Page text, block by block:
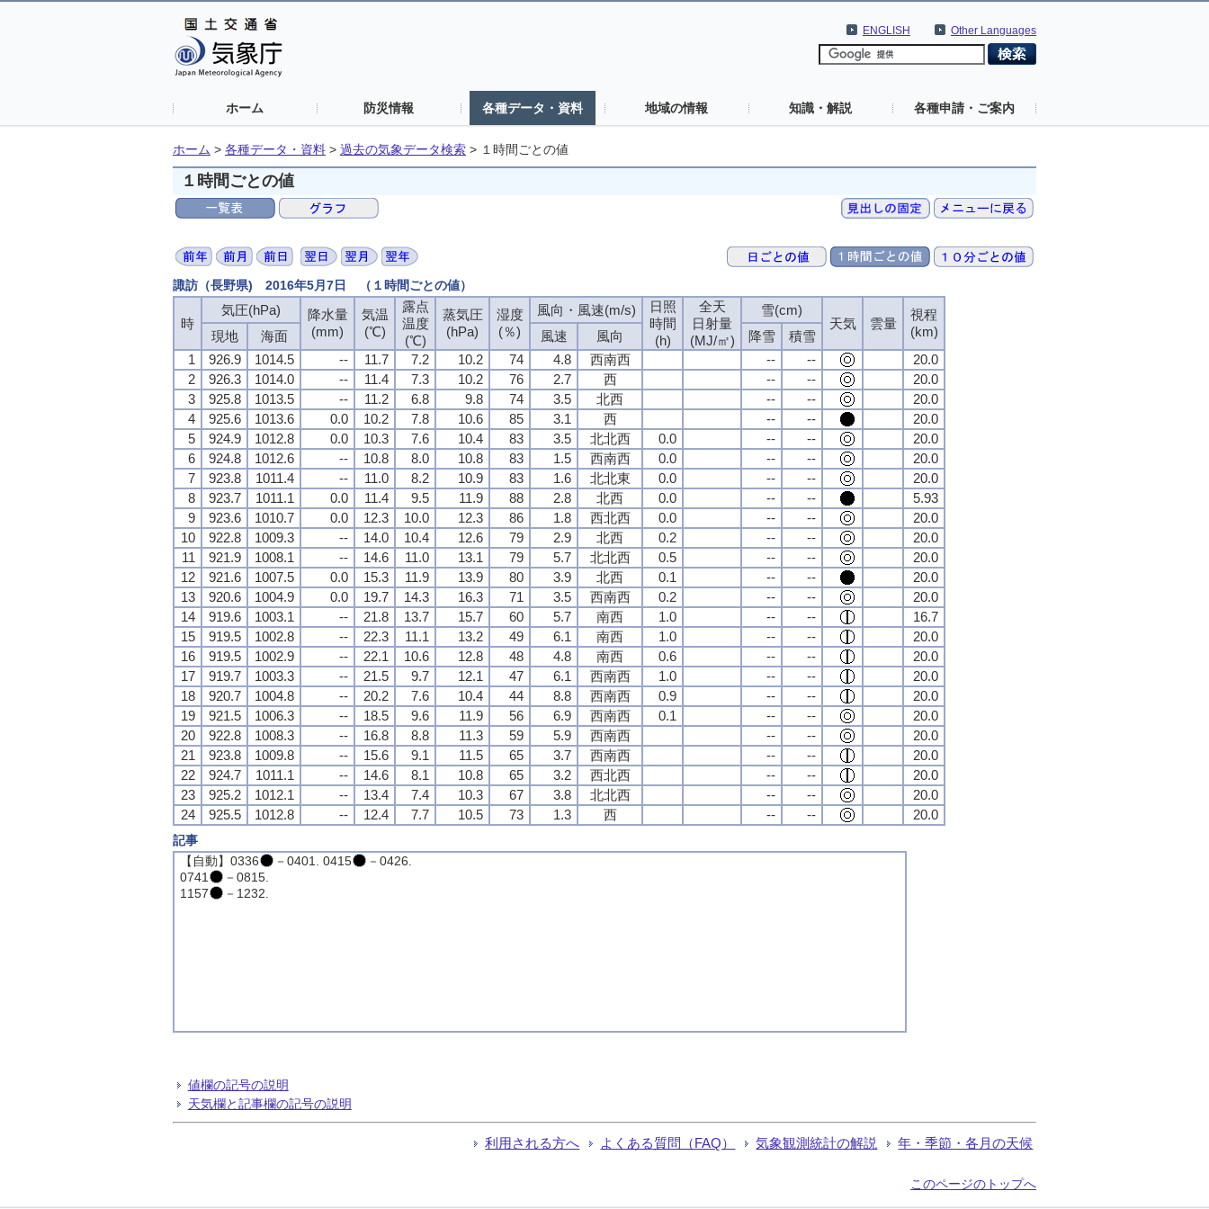
Other Languages
ENGLISH
ホーム 防災情報 各種データ・資料 地域の情報 知識・解説 各種申請・ご案内
ホーム > 各種データ・資料 > 過去の気象データ検索 > １時間ごとの値
１時間ごとの値
諏訪（長野県) 2016年5月7日 （１時間ごとの値）
時
気圧(hPa)
降水量
(mm)
気温
(℃)
露点
温度
(℃)
蒸気圧
(hPa)
湿度
(％)
風向・風速(m/s)
日照
時間
(h)
全天
日射量
(MJ/㎡)
雪(cm)
天気
雲量
視程
(km)
現地 海面 風速 風向 降雪
積雪
1
926.9 1014.5 -- 11.7 7.2 10.2 74 4.8 西南西 -- --
20.0
2
926.3 1014.0 -- 11.4 7.3 10.2 76 2.7 西 -- --
20.0
3
925.8 1013.5 -- 11.2 6.8 9.8 74 3.5 北西 -- --
20.0
4
925.6 1013.6 0.0 10.2 7.8 10.6 85 3.1 西 -- --
20.0
5
924.9 1012.8 0.0 10.3 7.6 10.4 83 3.5 北北西 0.0 -- --
20.0
6
924.8 1012.6 -- 10.8 8.0 10.8 83 1.5 西南西 0.0 -- --
20.0
7
923.8 1011.4 -- 11.0 8.2 10.9 83 1.6 北北東 0.0 -- --
20.0
8
923.7 1011.1 0.0 11.4 9.5 11.9 88 2.8 北西 0.0 -- --
5.93
9
923.6 1010.7 0.0 12.3 10.0 12.3 86 1.8 西北西 0.0 -- --
20.0
10
922.8 1009.3 -- 14.0 10.4 12.6 79 2.9 北西 0.2 -- --
20.0
11
921.9 1008.1 -- 14.6 11.0 13.1 79 5.7 北北西 0.5 -- --
20.0
12
921.6 1007.5 0.0 15.3 11.9 13.9 80 3.9 北西 0.1 -- --
20.0
13
920.6 1004.9 0.0 19.7 14.3 16.3 71 3.5 西南西 0.2 -- --
20.0
14
919.6 1003.1 -- 21.8 13.7 15.7 60 5.7 南西 1.0 -- --
16.7
15
919.5 1002.8 -- 22.3 11.1 13.2 49 6.1 南西 1.0 -- --
20.0
16
919.5 1002.9 -- 22.1 10.6 12.8 48 4.8 南西 0.6 -- --
20.0
17
919.7 1003.3 -- 21.5 9.7 12.1 47 6.1 西南西 1.0 -- --
20.0
18
920.7 1004.8 -- 20.2 7.6 10.4 44 8.8 西南西 0.9 -- --
20.0
19
921.5 1006.3 -- 18.5 9.6 11.9 56 6.9 西南西 0.1 -- --
20.0
20
922.8 1008.3 -- 16.8 8.8 11.3 59 5.9 西南西 -- --
20.0
21
923.8 1009.8 -- 15.6 9.1 11.5 65 3.7 西南西 -- --
20.0
22
924.7 1011.1 -- 14.6 8.1 10.8 65 3.2 西北西 -- --
20.0
23
925.2 1012.1 -- 13.4 7.4 10.3 67 3.8 北北西 -- --
20.0
24
925.5 1012.8 -- 12.4 7.7 10.5 73 1.3 西 -- -- 20.0
記事
【自動】0336
－0401. 0415
－0426.
0741
－0815.
1157
－1232.
値欄の記号の説明
天気欄と記事欄の記号の説明
利用される方へ よくある質問（FAQ） 気象観測統計の解説 年・季節・各月の天候
このページのトップへ